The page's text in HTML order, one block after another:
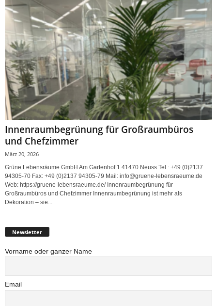
Innenraumbegrünung für Großraumbüros
und Chefzimmer
März 20, 2026
Grüne Lebensräume GmbH Am Gartenhof 1 41470 Neuss Tel.: +49 (0)2137
94305-70 Fax: +49 (0)2137 94305-79 Mail: info@gruene-lebensraeume.de
Web: https://gruene-lebensraeume.de/ Innenraumbegrünung für
Großraumbüros und Chefzimmer Innenraumbegrünung ist mehr als
Dekoration – sie...
Newsletter
Vorname oder ganzer Name
Email